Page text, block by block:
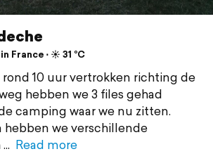
France ⋅ ☀️ 31 °C
rond 10 uur vertrokken richting de
hebben we 3 files gehad
camping waar we nu zitten.
we verschillende
Read more